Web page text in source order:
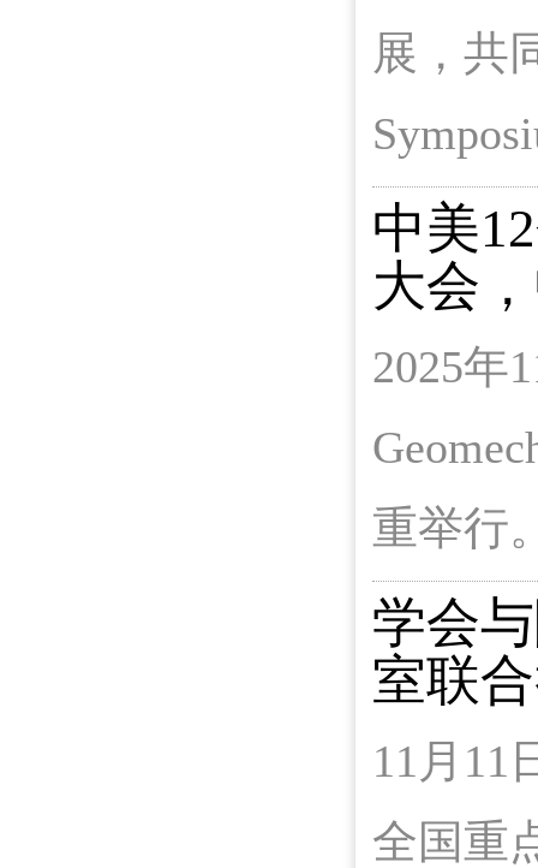
展，共
中美
大会，
2025年
重举行
学会
室联
11月11
全国重